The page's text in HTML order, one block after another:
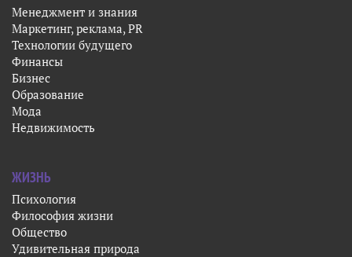
Менеджмент и знания
Маркетинг, реклама, PR
Технологии будущего
Финансы
Бизнес
Образование
Мода
Недвижимость
ЖИЗНЬ
Психология
Философия жизни
Общество
Удивительная природа